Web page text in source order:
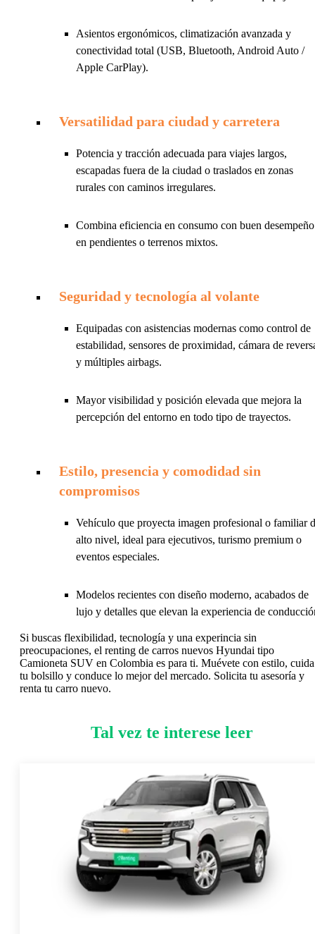
Asientos ergonómicos, climatización avanzada y
conectividad total (USB, Bluetooth, Android Auto /
Apple CarPlay).
Versatilidad para ciudad y carretera
Potencia y tracción adecuada para viajes largos,
escapadas fuera de la ciudad o traslados en zonas
rurales con caminos irregulares.
Combina eficiencia en consumo con buen desempeño
en pendientes o terrenos mixtos.
Seguridad y tecnología al volante
Equipadas con asistencias modernas como control de
estabilidad, sensores de proximidad, cámara de
y múltiples airbags.
Mayor visibilidad y posición elevada que mejora la
percepción del entorno en todo tipo de trayectos.
Estilo, presencia y comodidad sin
compromisos
Vehículo que proyecta imagen profesional o familiar
alto nivel, ideal para ejecutivos, turismo premium o
eventos especiales.
Modelos recientes con diseño moderno, acabados de
lujo y detalles que elevan la experiencia de
Si buscas flexibilidad, tecnología y una experincia sin
preocupaciones, el renting de carros nuevos Hyundai tipo
Camioneta SUV en Colombia es para ti. Muévete con estilo, cuida
tu bolsillo y conduce lo mejor del mercado. Solicita tu asesoría y
renta tu carro nuevo.
Tal vez te interese leer